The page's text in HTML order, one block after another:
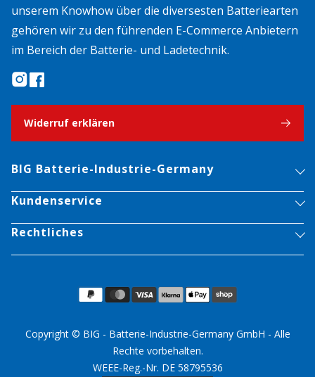
unserem Knowhow über die diversesten Batteriearten
gehören wir zu den führenden E-Commerce Anbietern
im Bereich der Batterie- und Ladetechnik.
Widerruf erklären
BIG Batterie-Industrie-Germany
Kundenservice
Rechtliches
Copyright © BIG - Batterie-Industrie-Germany GmbH - Alle
Rechte vorbehalten.
WEEE-Reg.-Nr. DE 58795536